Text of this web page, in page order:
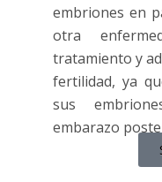
embriones en
otra
tratamiento y
fertilidad, ya
sus
embarazo